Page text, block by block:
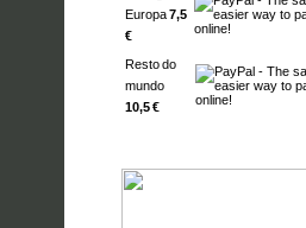
Europa7,5
€
Resto do
mundo
10,5 €